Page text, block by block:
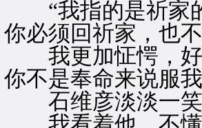
“我指的是祈家的
你必须回祈家，也
我更加怔愕，好
你不是奉命来说服
石维彦淡淡一笑